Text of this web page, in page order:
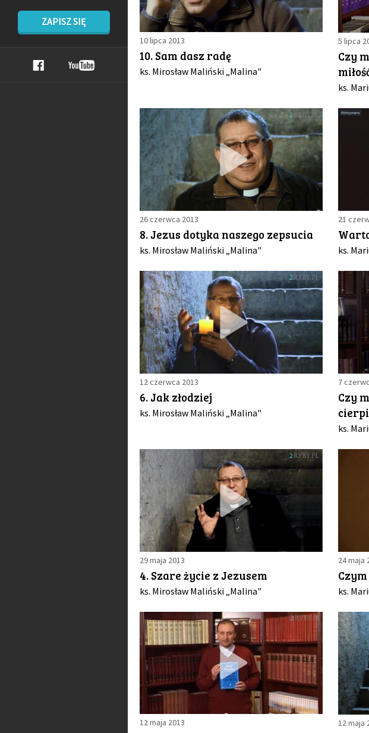
10 lipca 2013
10. Sam dasz radę
ks. Mirosław Maliński „Malina"
5 lipca
Czy
ks.
26 czerwca 2013
8. Jezus dotyka naszego zepsucia
ks. Mirosław Maliński „Malina"
21
ks.
12 czerwca 2013
6. Jak złodziej
ks. Mirosław Maliński „Malina"
7
Czy
ks.
29 maja 2013
4. Szare życie z Jezusem
ks. Mirosław Maliński „Malina"
24 maja
ks.
12 maja 2013 12 maja
ZAPISZ SIĘ